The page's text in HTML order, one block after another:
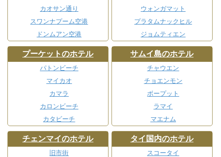
カオサン通り
スワンナプーム空港
ドンムアン空港
ウォンガマット
プラタムナックヒル
ジョムティエン
プーケットのホテル
パトンビーチ
マイカオ
カマラ
カロンビーチ
カタビーチ
サムイ島のホテル
チャウエン
チョエンモン
ボープット
ラマイ
マエナム
チェンマイのホテル
旧市街
タイ国内のホテル
スコータイ